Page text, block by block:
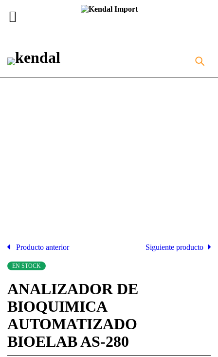
Producto anterior Siguiente producto
EN STOCK
ANALIZADOR DE
BIOQUIMICA
AUTOMATIZADO
BIOELAB AS-280